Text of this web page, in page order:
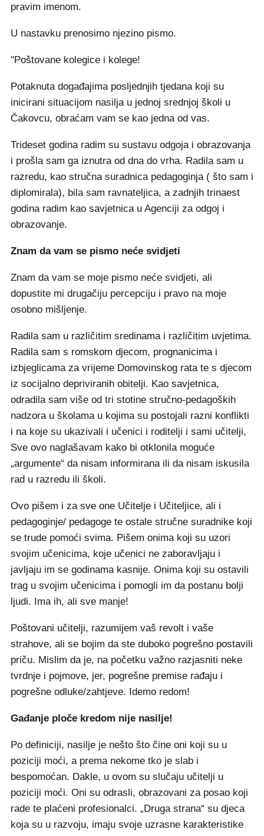
pravim imenom.
U nastavku prenosimo njezino pismo.
"Poštovane kolegice i kolege!
Potaknuta događajima posljednjih tjedana koji su
inicirani situacijom nasilja u jednoj srednjoj školi u
Čakovcu, obraćam vam se kao jedna od vas.
Trideset godina radim su sustavu odgoja i obrazovanja
i prošla sam ga iznutra od dna do vrha. Radila sam u
razredu, kao stručna suradnica pedagoginja ( što sam i
diplomirala), bila sam ravnateljica, a zadnjih trinaest
godina radim kao savjetnica u Agenciji za odgoj i
obrazovanje.
Znam da vam se pismo neće svidjeti
Znam da vam se moje pismo neće svidjeti, ali
dopustite mi drugačiju percepciju i pravo na moje
osobno mišljenje.
Radila sam u različitim sredinama i različitim uvjetima.
Radila sam s romskom djecom, prognanicima i
izbjeglicama za vrijeme Domovinskog rata te s djecom
iz socijalno depriviranih obitelji. Kao savjetnica,
odradila sam više od tri stotine stručno-pedagoških
nadzora u školama u kojima su postojali razni konflikti
i na koje su ukazivali i učenici i roditelji i sami učitelji,
Sve ovo naglašavam kako bi otklonila moguće
„argumente“ da nisam informirana ili da nisam iskusila
rad u razredu ili školi.
Ovo pišem i za sve one Učitelje i Učiteljice, ali i
pedagoginje/ pedagoge te ostale stručne suradnike koji
se trude pomoći svima. Pišem onima koji su uzori
svojim učenicima, koje učenici ne zaboravljaju i
javljaju im se godinama kasnije. Onima koji su ostavili
trag u svojim učenicima i pomogli im da postanu bolji
ljudi. Ima ih, ali sve manje!
Poštovani učitelji, razumijem vaš revolt i vaše
strahove, ali se bojim da ste duboko pogrešno postavili
priču. Mislim da je, na početku važno razjasniti neke
tvrdnje i pojmove, jer, pogrešne premise rađaju i
pogrešne odluke/zahtjeve. Idemo redom!
Gađanje ploče kredom nije nasilje!
Po definiciji, nasilje je nešto što čine oni koji su u
poziciji moći, a prema nekome tko je slab i
bespomoćan. Dakle, u ovom su slučaju učitelji u
poziciji moći. Oni su odrasli, obrazovani za posao koji
rade te plaćeni profesionalci. „Druga strana“ su djeca
koja su u razvoju, imaju svoje uzrasne karakteristike